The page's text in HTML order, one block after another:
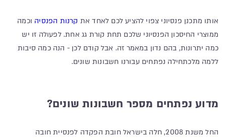
אותו מתכנן פנסיוני צפוי להציע לכם לאחד את קרנות הפנסיה וכמה
ממוצרי החיסכון הפנסיוני שלכם תחת קורת גג אחת. לפעולה זו יש
כמה יתרונות, בהם נדון במאמר זה. אבל קודם לכן - הנה כמה סיבות
ללמה מלכתחילה נפתחים עבורנו חשבונות שונים.
מדוע נפתחים מספר חשבונות שונים?
החל משנת 2008, חלה בישראל חובת הפקדה לפנסיית חובה